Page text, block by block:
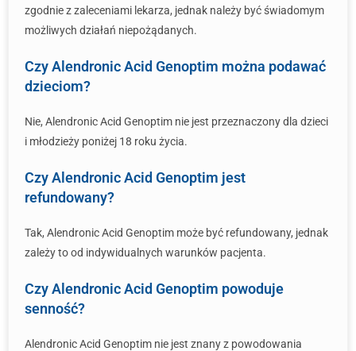
zgodnie z zaleceniami lekarza, jednak należy być świadomym
możliwych działań niepożądanych.
Czy Alendronic Acid Genoptim można podawać
dzieciom?
Nie, Alendronic Acid Genoptim nie jest przeznaczony dla dzieci
i młodzieży poniżej 18 roku życia.
Czy Alendronic Acid Genoptim jest
refundowany?
Tak, Alendronic Acid Genoptim może być refundowany, jednak
zależy to od indywidualnych warunków pacjenta.
Czy Alendronic Acid Genoptim powoduje
senność?
Alendronic Acid Genoptim nie jest znany z powodowania